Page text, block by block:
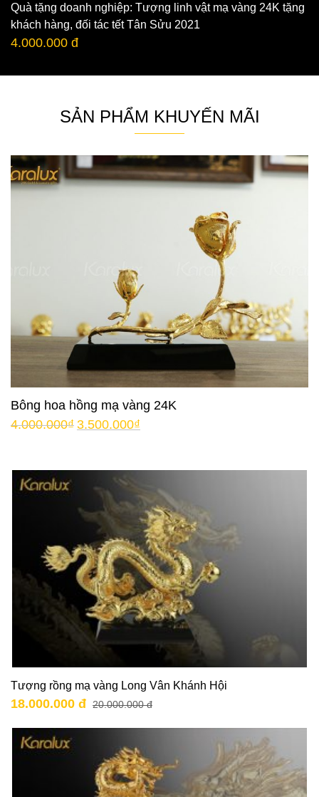
Quà tặng doanh nghiệp: Tượng linh vật mạ vàng 24K tặng
khách hàng, đối tác tết Tân Sửu 2021
4.000.000 đ
SẢN PHẨM KHUYẾN MÃI
Bông hoa hồng mạ vàng 24K
4.000.000₫ 3.500.000₫
Tượng rồng mạ vàng Long Vân Khánh Hội
18.000.000 đ 20.000.000 đ